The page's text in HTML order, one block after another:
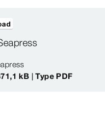
kB | Type PDF